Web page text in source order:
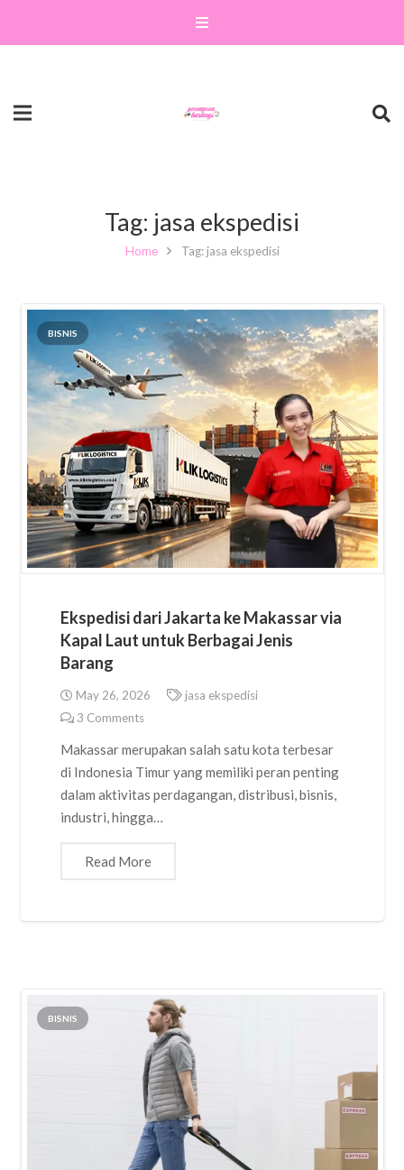
Tag: jasa ekspedisi
Home Tag: jasa ekspedisi
BISNIS
Ekspedisi dari Jakarta ke Makassar via
Kapal Laut untuk Berbagai Jenis
Barang
May 26, 2026
jasa ekspedisi
3 Comments
Makassar merupakan salah satu kota terbesar
di Indonesia Timur yang memiliki peran penting
dalam aktivitas perdagangan, distribusi, bisnis,
industri, hingga…
Read More
BISNIS